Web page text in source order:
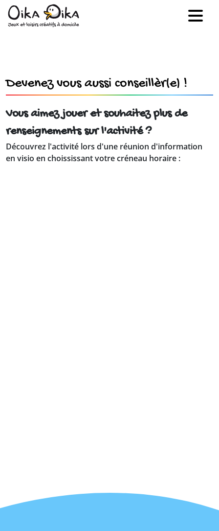
Devenez vous aussi conseillèr(e) !
Vous aimez jouer et souhaitez plus de
renseignements sur l'activité ?
Découvrez l'activité lors d'une réunion d'information
en visio en choississant votre créneau horaire :